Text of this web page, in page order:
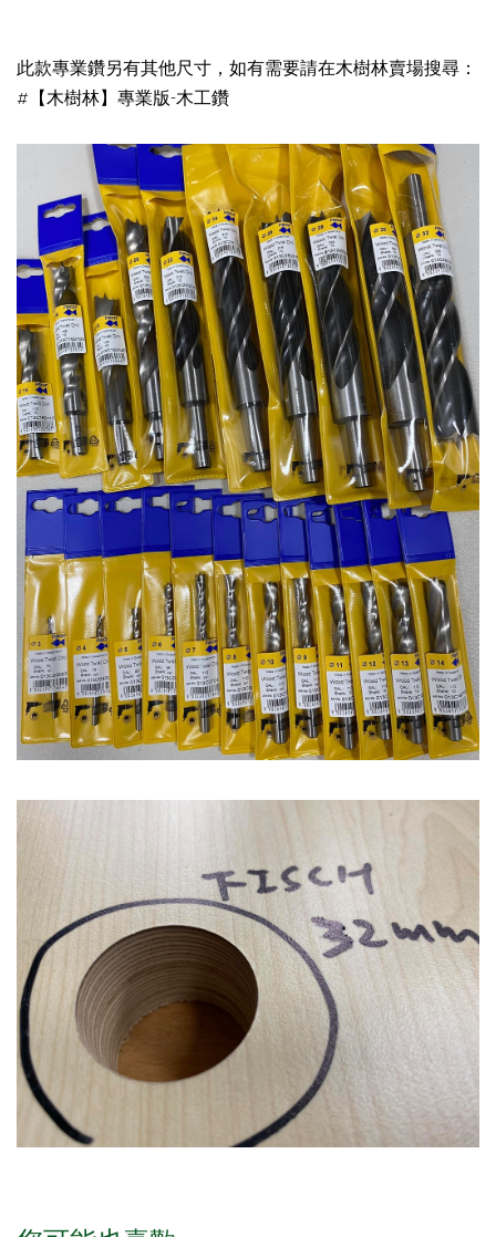
此款專業鑽另有其他尺寸，如有需要請在木樹林賣場搜尋：
#【木樹林】專業版-木工鑽